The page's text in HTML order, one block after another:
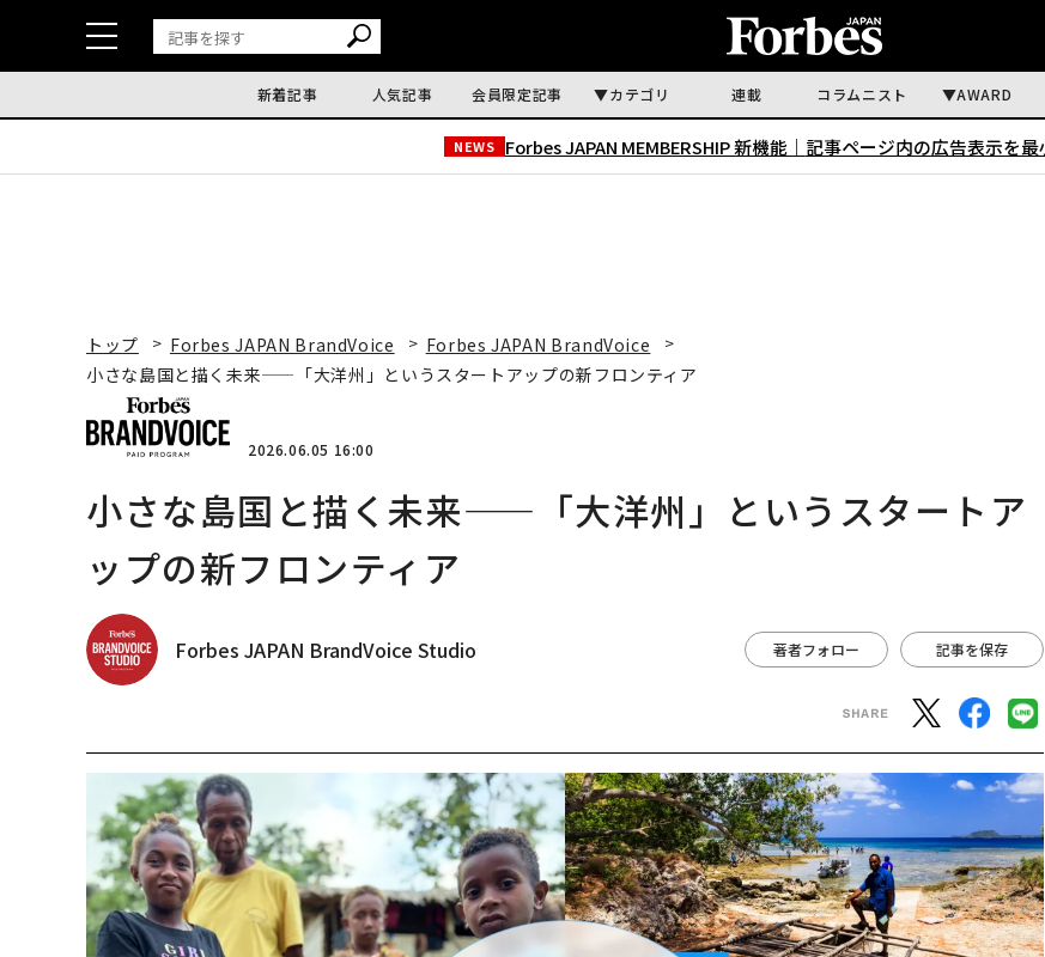
新着記事 人気記事 会員限定記事 カテゴリ 連載 コラムニスト AWARD
NEWS Forbes JAPAN MEMBERSHIP 新機能｜ 記事ページ内の広告表示を
トップ Forbes JAPAN BrandVoice
Forbes JAPAN BrandVoice
小さな島国と描く未来——「大洋州」というスタートアップの新フロンティア
2026.06.05 16:00
小さな島国と描く未来——「大洋州」というスタートア
ップの新フロンティア
Forbes JAPAN BrandVoice Studio 著者フォロー 記事を保存